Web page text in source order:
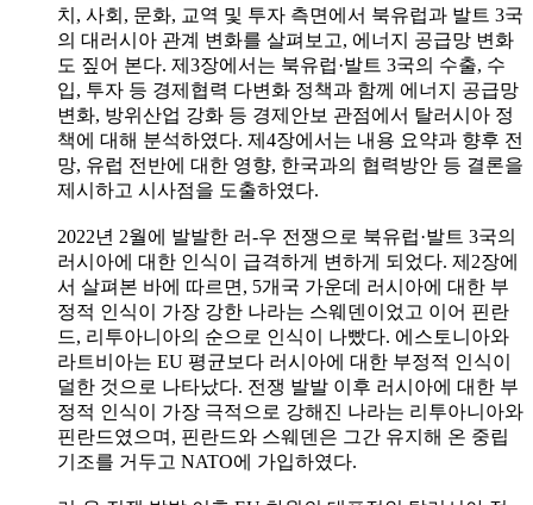
치, 사회, 문화, 교역 및 투자 측면에서 북유럽과 발트 3국
의 대러시아 관계 변화를 살펴보고, 에너지 공급망 변화
도 짚어 본다. 제3장에서는 북유럽·발트 3국의 수출, 수
입, 투자 등 경제협력 다변화 정책과 함께 에너지 공급망
변화, 방위산업 강화 등 경제안보 관점에서 탈러시아 정
책에 대해 분석하였다. 제4장에서는 내용 요약과 향후 전
망, 유럽 전반에 대한 영향, 한국과의 협력방안 등 결론을
제시하고 시사점을 도출하였다.
2022년 2월에 발발한 러-우 전쟁으로 북유럽·발트 3국의
러시아에 대한 인식이 급격하게 변하게 되었다. 제2장에
서 살펴본 바에 따르면, 5개국 가운데 러시아에 대한 부
정적 인식이 가장 강한 나라는 스웨덴이었고 이어 핀란
드, 리투아니아의 순으로 인식이 나빴다. 에스토니아와
라트비아는 EU 평균보다 러시아에 대한 부정적 인식이
덜한 것으로 나타났다. 전쟁 발발 이후 러시아에 대한 부
정적 인식이 가장 극적으로 강해진 나라는 리투아니아와
핀란드였으며, 핀란드와 스웨덴은 그간 유지해 온 중립
기조를 거두고 NATO에 가입하였다.